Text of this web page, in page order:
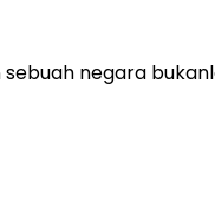
negara